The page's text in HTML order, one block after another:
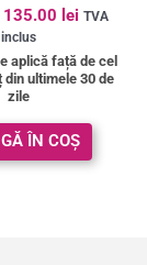
la
4.91
din 5
135.00 lei TVA
inclus
aplică față de cel
ultimele 30 de
zile
ÎN COȘ